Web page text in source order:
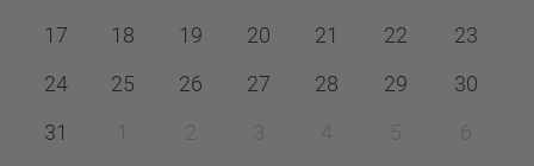
17
18 19 20 21 22
23
24
25 26 27 28 29
30
31
1 2 3 4 5
6